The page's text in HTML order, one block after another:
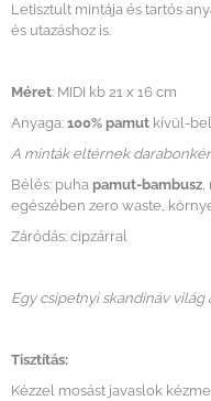
Letisztult mintája és tartós
és utazáshoz is.
Méret: MIDI kb 21 x 16 cm
Anyaga: 100% pamut kívül-
A minták eltérnek
Bélés: puha pamut-bambusz,
egészében zero waste,
Záródás: cipzárral
Egy csipetnyi skandináv világ
Tisztítás:
Kézzel mosást javaslok